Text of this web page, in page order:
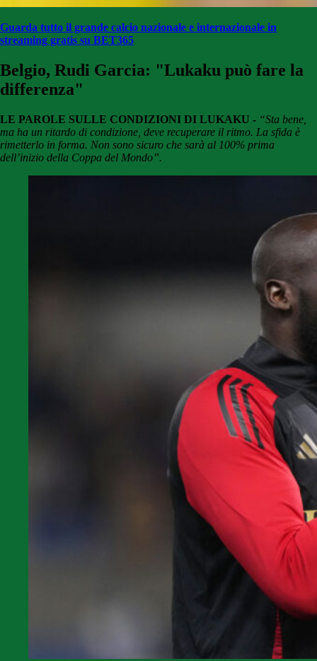
Guarda tutto il grande calcio nazionale e internazionale in
streaming gratis su BET365
Belgio, Rudi Garcia: "Lukaku può fare la
differenza"
LE PAROLE SULLE CONDIZIONI DI LUKAKU - “Sta bene,
ma ha un ritardo di condizione, deve recuperare il ritmo. La sfida è
rimetterlo in forma. Non sono sicuro che sarà al 100% prima
dell’inizio della Coppa del Mondo”.